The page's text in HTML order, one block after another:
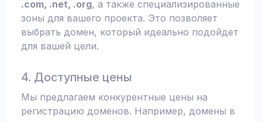
.com, .net, .org, а также специализированные
зоны для вашего проекта. Это позволяет
выбрать домен, который идеально подойдет
для вашей цели.
4. Доступные цены
Мы предлагаем конкурентные цены на
регистрацию доменов. Например, домены в